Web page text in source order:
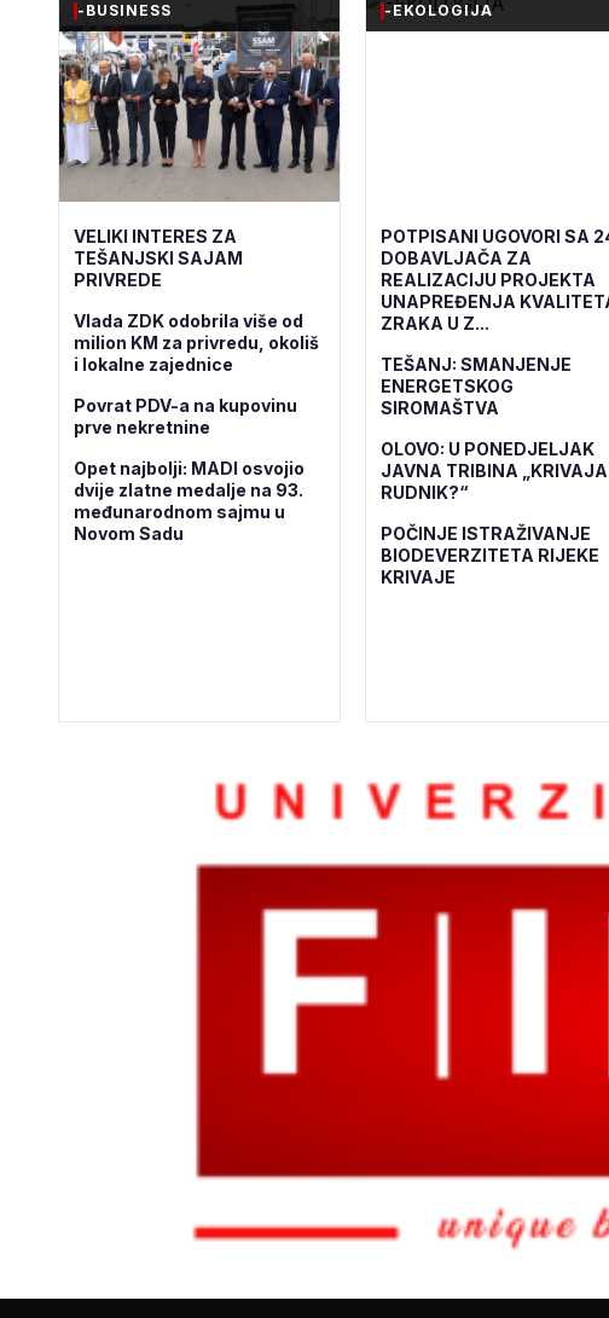
-BUSINESS
VELIKI INTERES ZA
TEŠANJSKI SAJAM
PRIVREDE
Vlada ZDK odobrila više od
milion KM za privredu, okoliš
i lokalne zajednice
Povrat PDV-a na kupovinu
prve nekretnine
Opet najbolji: MADI osvojio
dvije zlatne medalje na 93.
međunarodnom sajmu u
Novom Sadu
-EKOLOGIJA
POTPISANI UGOVORI SA
DOBAVLJAČA ZA
REALIZACIJU PROJEKTA
UNAPREĐENJA
ZRAKA U Z...
TEŠANJ: SMANJENJE
ENERGETSKOG
SIROMAŠTVA
OLOVO: U PONEDJELJAK
JAVNA TRIBINA „KRIVAJA
RUDNIK?“
POČINJE ISTRAŽIVANJE
BIODEVERZITETA RIJEKE
KRIVAJE